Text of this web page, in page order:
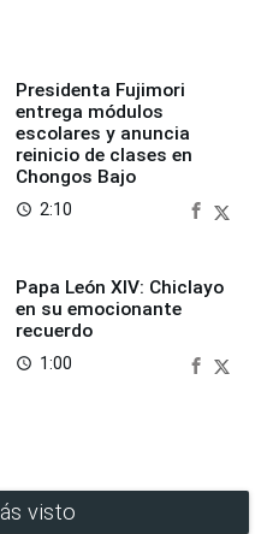
Presidenta Fujimori
entrega módulos
escolares y anuncia
reinicio de clases en
Chongos Bajo
access_time 2:10
Papa León XIV: Chiclayo
en su emocionante
recuerdo
access_time 1:00
visto